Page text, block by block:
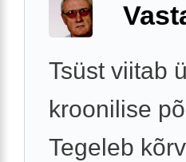
Tsüst viitab
kroonilise
Tegeleb